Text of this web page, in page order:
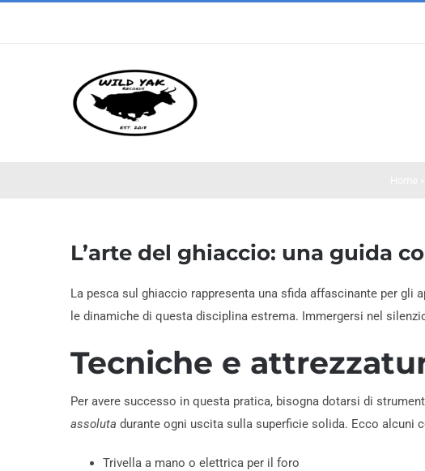
L’arte del ghiaccio: una guida
La pesca sul ghiaccio rappresenta una sfida affascinante per
le dinamiche di questa disciplina estrema. Immergersi nel
Tecniche e
Per avere successo in questa pratica, bisogna dotarsi di
assoluta durante ogni uscita sulla superficie solida. Ecco alcuni
Trivella a mano o elettrica per il foro